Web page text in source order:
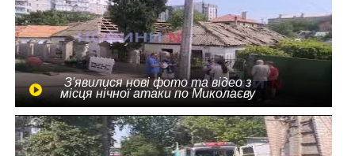
З'явилися нові фото та відео з
місця нічної атаки по Миколаєву